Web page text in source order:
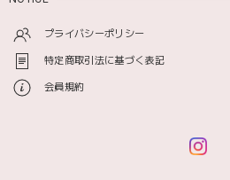
プライバシーポリシー
特定商取引法に基づく表記
会員規約